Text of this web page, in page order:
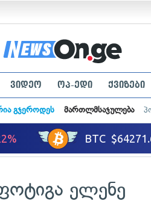
ვიდეო ოპ-ედი ქვიზები
გჯეროდეს მართლმსაჯულება
ელენე